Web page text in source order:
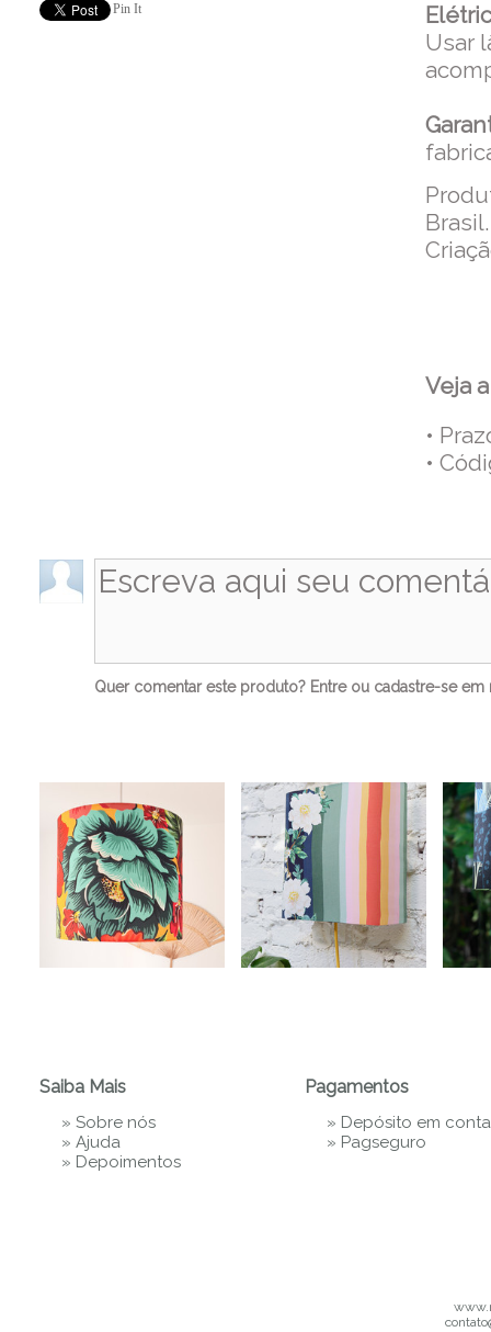
Pin It
Usar
Brasil.
Veja
•
•
Quer comentar este produto? Entreou cadastre-seem
Saiba Mais
» Sobre nós
» Ajuda
» Depoimentos
Pagamentos
» Depósito em conta
» Pagseguro